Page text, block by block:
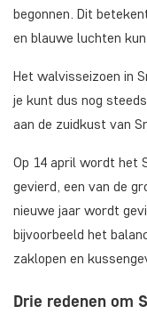
begonnen. Dit
en blauwe luchten
Het walvisseizoen in
je kunt dus nog
aan de zuidkust van
Op 14 april wordt het
gevierd, een van de
nieuwe jaar wordt
bijvoorbeeld het
zaklopen en
Drie redenen om